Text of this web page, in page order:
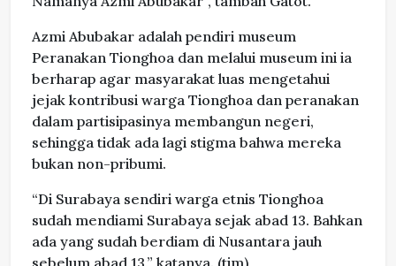
Azmi Abubakar adalah pendiri museum
Peranakan Tionghoa dan melalui museum ini ia
berharap agar masyarakat luas mengetahui
jejak kontribusi warga Tionghoa dan peranakan
dalam partisipasinya membangun negeri,
sehingga tidak ada lagi stigma bahwa mereka
bukan non-pribumi.
“Di Surabaya sendiri warga etnis Tionghoa
sudah mendiami Surabaya sejak abad 13. Bahkan
ada yang sudah berdiam di Nusantara jauh
sebelum abad 13,” katanya. (tim)